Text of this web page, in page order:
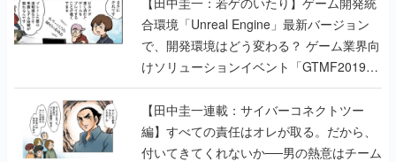
合環境「Unreal Engine」最新バージョン
で、開発環境はどう変わる？ ゲーム業界向
けソリューションイベント「GTMF2019」
に行って、より理解を深めよう【PR】
【田中圭一連載：サイバーコネクトツー
編】すべての責任はオレが取る。だから、
付いてきてくれないか──男の熱意はチーム